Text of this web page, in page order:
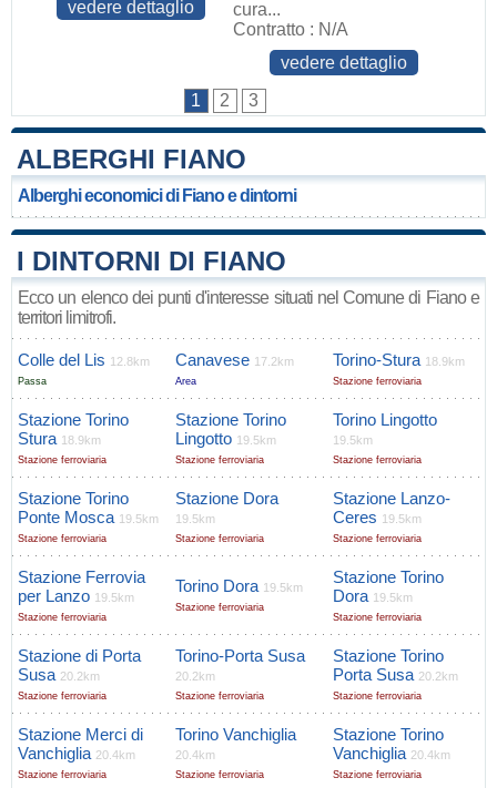
vedere dettaglio
cura...
Contratto : N/A
vedere dettaglio
1
2 3
ALBERGHI FIANO
Alberghi economici di Fiano e dintorni
I DINTORNI DI FIANO
Ecco un elenco dei punti d'interesse situati nel Comune di Fiano e
territori limitrofi.
Colle del Lis 12.8km
Passa
Canavese 17.2km
Area
Torino-Stura 18.9km
Stazione ferroviaria
Stazione Torino
Stura 18.9km
Stazione ferroviaria
Stazione Torino
Lingotto 19.5km
Stazione ferroviaria
Torino Lingotto
19.5km
Stazione ferroviaria
Stazione Torino
Ponte Mosca 19.5km
Stazione ferroviaria
Stazione Dora
19.5km
Stazione ferroviaria
Stazione Lanzo-
Ceres 19.5km
Stazione ferroviaria
Stazione Ferrovia
per Lanzo 19.5km
Stazione ferroviaria
Torino Dora 19.5km
Stazione ferroviaria
Stazione Torino
Dora 19.5km
Stazione ferroviaria
Stazione di Porta
Susa 20.2km
Stazione ferroviaria
Torino-Porta Susa
20.2km
Stazione ferroviaria
Stazione Torino
Porta Susa 20.2km
Stazione ferroviaria
Stazione Merci di
Vanchiglia 20.4km
Stazione ferroviaria
Torino Vanchiglia
20.4km
Stazione ferroviaria
Stazione Torino
Vanchiglia 20.4km
Stazione ferroviaria